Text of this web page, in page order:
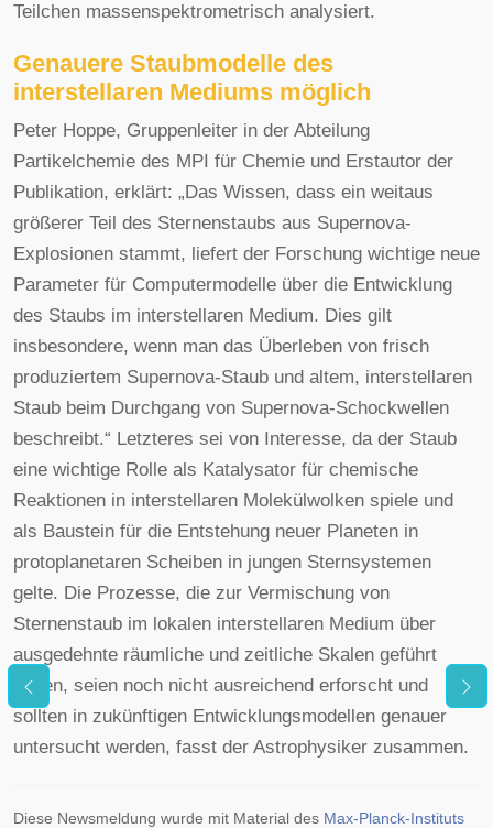
Teilchen massenspektrometrisch analysiert.
Genauere Staubmodelle des
interstellaren Mediums möglich
Peter Hoppe, Gruppenleiter in der Abteilung
Partikelchemie des MPI für Chemie und Erstautor der
Publikation, erklärt: „Das Wissen, dass ein weitaus
größerer Teil des Sternenstaubs aus Supernova-
Explosionen stammt, liefert der Forschung wichtige neue
Parameter für Computermodelle über die Entwicklung
des Staubs im interstellaren Medium. Dies gilt
insbesondere, wenn man das Überleben von frisch
produziertem Supernova-Staub und altem, interstellaren
Staub beim Durchgang von Supernova-Schockwellen
beschreibt.“ Letzteres sei von Interesse, da der Staub
eine wichtige Rolle als Katalysator für chemische
Reaktionen in interstellaren Molekülwolken spiele und
als Baustein für die Entstehung neuer Planeten in
protoplanetaren Scheiben in jungen Sternsystemen
gelte. Die Prozesse, die zur Vermischung von
Sternenstaub im lokalen interstellaren Medium über
ausgedehnte räumliche und zeitliche Skalen geführt
haben, seien noch nicht ausreichend erforscht und
sollten in zukünftigen Entwicklungsmodellen genauer
untersucht werden, fasst der Astrophysiker zusammen.
Diese Newsmeldung wurde mit Material des Max-Planck-Instituts